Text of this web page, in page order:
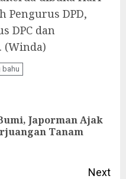
Pengurus DPD,
DPC dan
(Winda)
bahu
Japorman Ajak
Tanam
Next